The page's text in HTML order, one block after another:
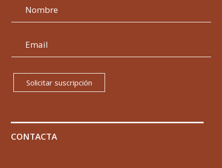
Solicitar suscripción
CONTACTA